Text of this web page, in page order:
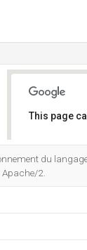
This page
du
2.